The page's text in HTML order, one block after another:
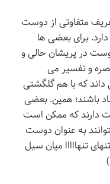
متفاوتی از دوست
برای بعضی ها
در پریشان حالی و
و تفسیر می
که با هم گلگشتی
باشند؛ همین. بعضی
دارند که ممکن است
به عنوان دوست
تنهااااا میان سیل